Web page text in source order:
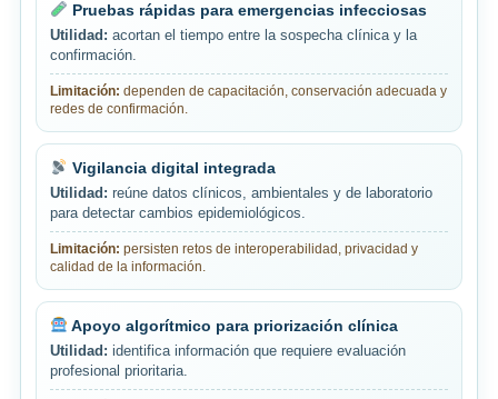
Pruebas rápidas para emergencias infecciosas
Utilidad: acortan el tiempo entre la sospecha clínica y la
confirmación.
Limitación: dependen de capacitación, conservación adecuada y
redes de confirmación.
Vigilancia digital integrada
Utilidad: reúne datos clínicos, ambientales y de laboratorio
para detectar cambios epidemiológicos.
Limitación: persisten retos de interoperabilidad, privacidad y
calidad de la información.
Apoyo algorítmico para priorización clínica
Utilidad: identifica información que requiere evaluación
profesional prioritaria.